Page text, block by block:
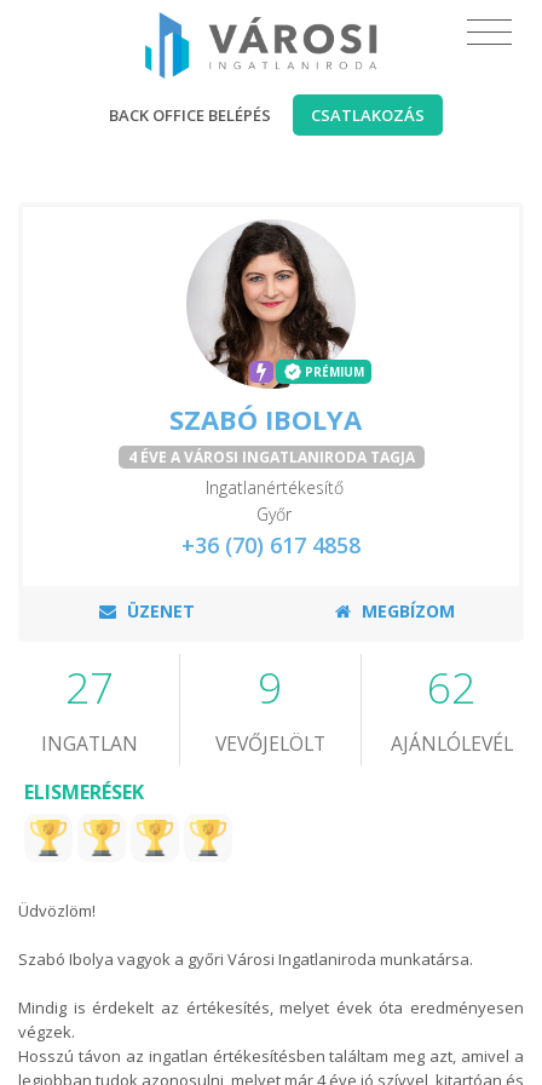
BACK OFFICE BELÉPÉS CSATLAKOZÁS
PRÉMIUM
SZABÓ IBOLYA
4 ÉVE A VÁROSI INGATLANIRODA TAGJA
Ingatlanértékesítő
Győr
+36 (70) 617 4858
ÜZENET MEGBÍZOM
27
INGATLAN
9
VEVŐJELÖLT
62
AJÁNLÓLEVÉL
ELISMERÉSEK
Üdvözlöm!
Szabó Ibolya vagyok a győri Városi Ingatlaniroda munkatársa.
Mindig is érdekelt az értékesítés, melyet évek óta eredményesen
végzek.
Hosszú távon az ingatlan értékesítésben találtam meg azt, amivel a
legjobban tudok azonosulni, melyet már 4 éve jó szívvel, kitartóan és